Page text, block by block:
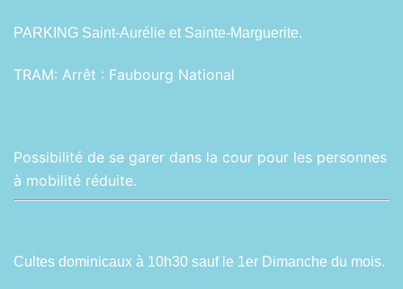
PARKING Saint-Aurélie et Sainte-Marguerite.
TRAM: Arrêt : Faubourg National
Possibilité de se garer dans la cour pour les personnes
à mobilité réduite.
Cultes dominicaux à 10h30 sauf le 1er Dimanche du mois.